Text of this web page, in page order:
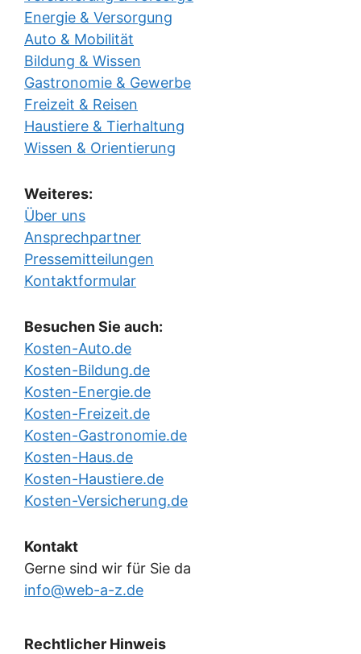
Energie & Versorgung
Auto & Mobilität
Bildung & Wissen
Gastronomie & Gewerbe
Freizeit & Reisen
Haustiere & Tierhaltung
Wissen & Orientierung
Weiteres:
Über uns
Ansprechpartner
Pressemitteilungen
Kontaktformular
Besuchen Sie auch:
Kosten-Auto.de
Kosten-Bildung.de
Kosten-Energie.de
Kosten-Freizeit.de
Kosten-Gastronomie.de
Kosten-Haus.de
Kosten-Haustiere.de
Kosten-Versicherung.de
Kontakt
Gerne sind wir für Sie da
info@web-a-z.de
Rechtlicher Hinweis